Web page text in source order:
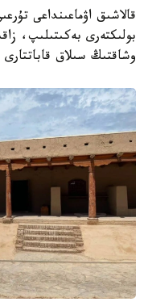
قالاشىق اۋماعىنداعى
بولىكتەرى بەكىتىلىپ،
وشاقتىڭ سىلاق قاباتتارى